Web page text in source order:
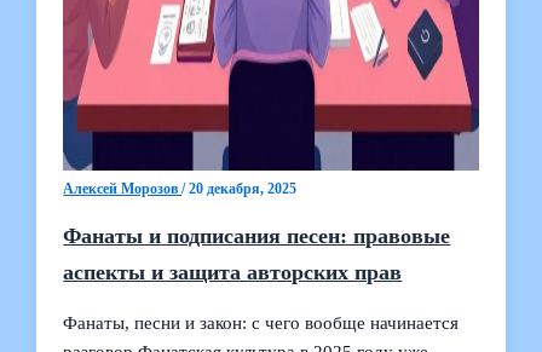
Алексей Морозов/20 декабря, 2025
Фанаты и подписания песен: правовые
аспекты и защита авторских прав
Фанаты, песни и закон: с чего вообще начинается